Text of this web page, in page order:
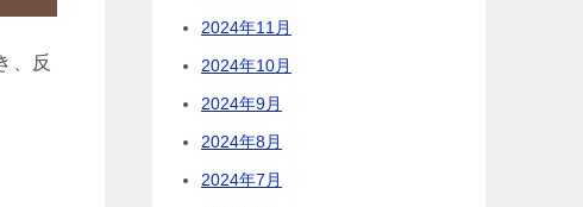
、反
2024年11月
2024年10月
2024年9月
2024年8月
2024年7月